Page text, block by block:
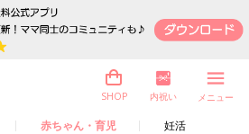
赤ちゃん・育児 妊活
SHOP 内祝い メニュー